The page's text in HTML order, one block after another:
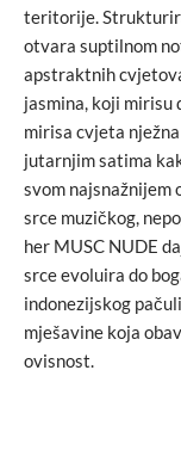
teritorije.
otvara suptilnom
apstraktnih
jasmina, koji mirisu
mirisa cvjeta
jutarnjim satima
svom najsnažnijem
srce muzičkog,
her MUSC NUDE
srce evoluira do
indonezijskog
mješavine koja
ovisnost.